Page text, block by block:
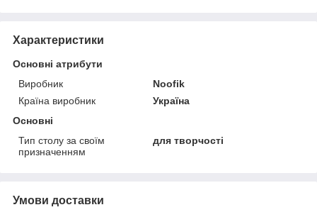
Характеристики
Основні атрибути
Виробник
Noofik
Країна виробник
Україна
Основні
Тип столу за своїм
призначенням
для творчості
Умови доставки